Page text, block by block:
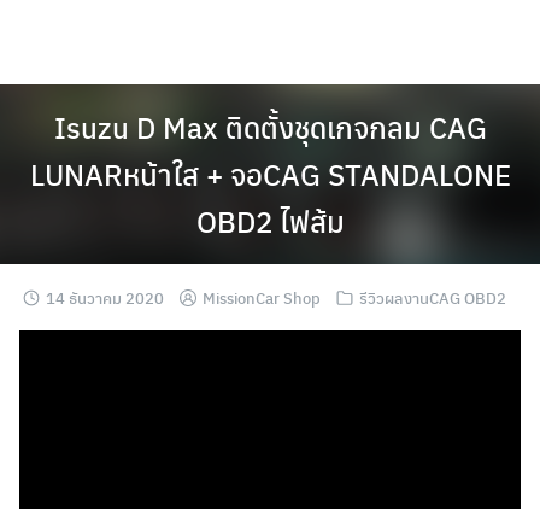
Isuzu D Max ติดตั้งชุดเกจกลม CAG
LUNARหน้าใส + จอCAG STANDALONE
OBD2 ไฟส้ม
14 ธันวาคม 2020 MissionCar Shop รีวิวผลงานCAG OBD2